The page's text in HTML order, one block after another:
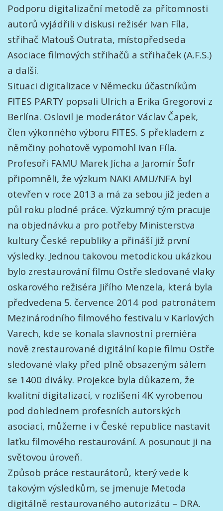
Podporu digitalizační metodě za přítomnosti
autorů vyjádřili v diskusi režisér Ivan Fíla,
střihač Matouš Outrata, místopředseda
Asociace filmových střihačů a střihaček (A.F.S.)
a další.
Situaci digitalizace v Německu účastníkům
FITES PARTY popsali Ulrich a Erika Gregorovi z
Berlína. Oslovil je moderátor Václav Čapek,
člen výkonného výboru FITES. S překladem z
němčiny pohotově vypomohl Ivan Fíla.
Profesoři FAMU Marek Jícha a Jaromír Šofr
připomněli, že výzkum NAKI AMU/NFA byl
otevřen v roce 2013 a má za sebou již jeden a
půl roku plodné práce. Výzkumný tým pracuje
na objednávku a pro potřeby Ministerstva
kultury České republiky a přináší již první
výsledky. Jednou takovou metodickou ukázkou
bylo zrestaurování filmu Ostře sledované vlaky
oskarového režiséra Jiřího Menzela, která byla
předvedena 5. července 2014 pod patronátem
Mezinárodního filmového festivalu v Karlových
Varech, kde se konala slavnostní premiéra
nově zrestaurované digitální kopie filmu Ostře
sledované vlaky před plně obsazeným sálem
se 1400 diváky. Projekce byla důkazem, že
kvalitní digitalizací, v rozlišení 4K vyrobenou
pod dohlednem profesních autorských
asociací, můžeme i v České republice nastavit
laťku filmového restaurování. A posunout ji na
světovou úroveň.
Způsob práce restaurátorů, který vede k
takovým výsledkům, se jmenuje Metoda
digitálně restaurovaného autorizátu – DRA.